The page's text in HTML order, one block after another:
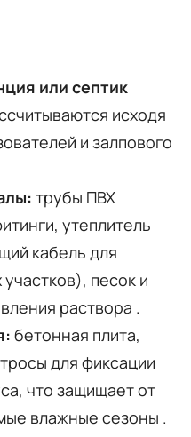
или септик
исходя
и залпового
трубы ПВХ
утеплитель
кабель для
песок и
раствора .
бетонная плита,
для фиксации
что защищает от
влажные сезоны .